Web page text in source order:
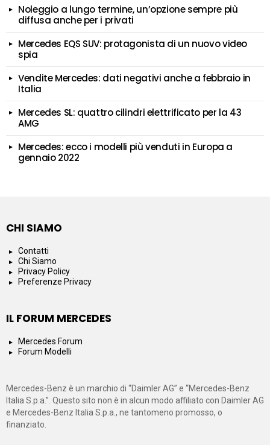
Noleggio a lungo termine, un’opzione sempre più
diffusa anche per i privati
Mercedes EQS SUV: protagonista di un nuovo video
spia
Vendite Mercedes: dati negativi anche a febbraio in
Italia
Mercedes SL: quattro cilindri elettrificato per la 43
AMG
Mercedes: ecco i modelli più venduti in Europa a
gennaio 2022
CHI SIAMO
Contatti
Chi Siamo
Privacy Policy
Preferenze Privacy
IL FORUM MERCEDES
Mercedes Forum
Forum Modelli
Mercedes-Benz è un marchio di “Daimler AG” e “Mercedes-Benz
Italia S.p.a.”. Questo sito non è in alcun modo affiliato con Daimler AG
e Mercedes-Benz Italia S.p.a., ne tantomeno promosso, o
finanziato.